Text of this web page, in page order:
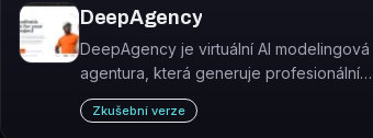
DeepAgency
DeepAgency je virtuální AI modelingová
agentura, která generuje profesionální
fotografie s využitím syntetických modelů
bez nutnosti fyzického focení.
Zkušební verze